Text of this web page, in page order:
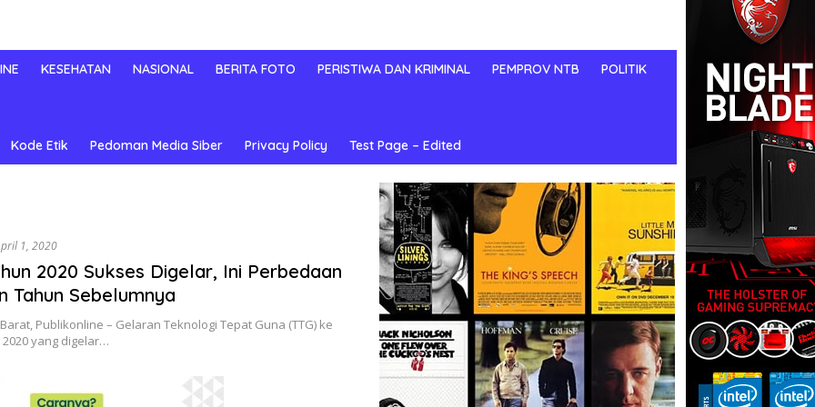
KESEHATAN NASIONAL BERITA FOTO PERISTIWA DAN KRIMINAL PEMPROV NTB POLITIK
Kode Etik Pedoman Media Siber Privacy Policy Test Page – Edited
1, 2020
2020 Sukses Digelar, Ini Perbedaan
Tahun Sebelumnya
Publikonline – Gelaran Teknologi Tepat Guna (TTG) ke
2020 yang digelar…